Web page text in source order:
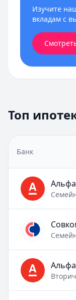
Изучите
вкладам с
Топ
Банк